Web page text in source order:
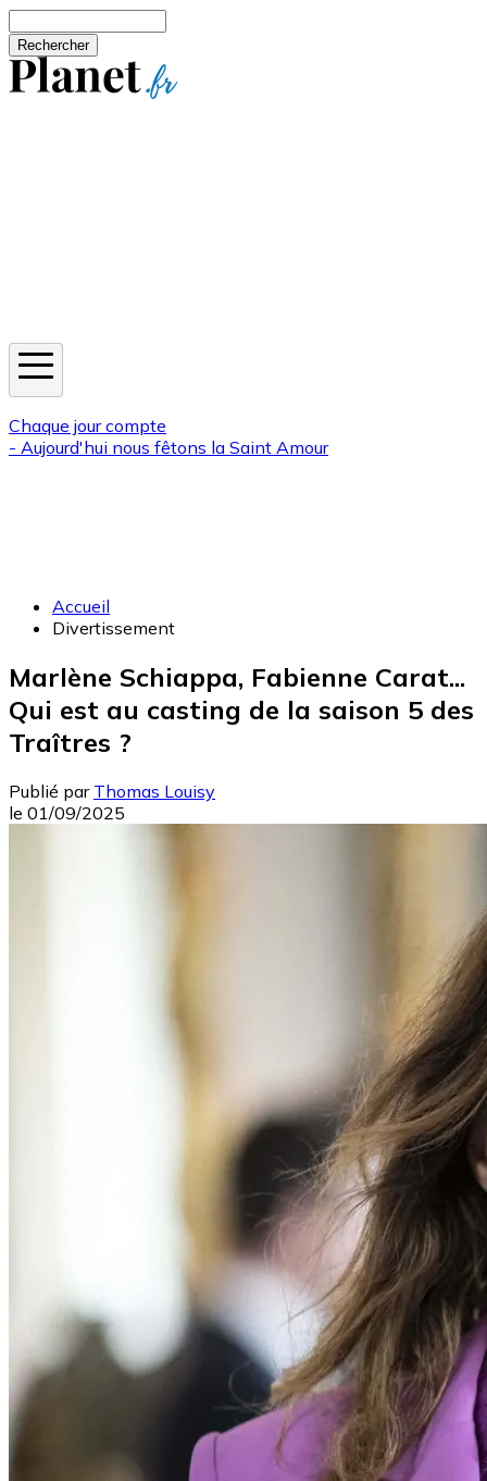
Chaque jour compte
- Aujourd'hui nous fêtons la Saint Amour
Accueil
Divertissement
Marlène Schiappa, Fabienne Carat...
Qui est au casting de la saison 5 des
Traîtres ?
Publié par Thomas Louisy
le 01/09/2025